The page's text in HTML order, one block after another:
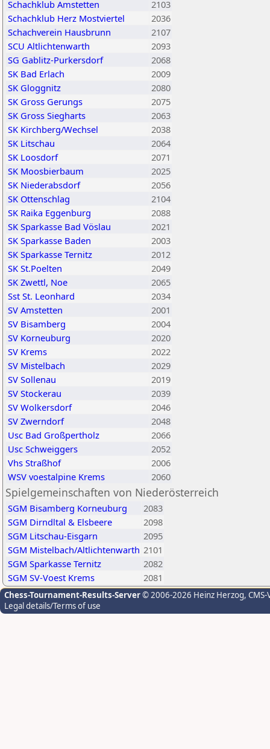
Schachklub Amstetten
2103
Schachklub Herz Mostviertel
2036
Schachverein Hausbrunn
2107
SCU Altlichtenwarth
2093
SG Gablitz-Purkersdorf
2068
SK Bad Erlach
2009
SK Gloggnitz
2080
SK Gross Gerungs
2075
SK Gross Siegharts
2063
SK Kirchberg/Wechsel
2038
SK Litschau
2064
SK Loosdorf
2071
SK Moosbierbaum
2025
SK Niederabsdorf
2056
SK Ottenschlag
2104
SK Raika Eggenburg
2088
SK Sparkasse Bad Vöslau
2021
SK Sparkasse Baden
2003
SK Sparkasse Ternitz
2012
SK St.Poelten
2049
SK Zwettl, Noe
2065
Sst St. Leonhard
2034
SV Amstetten
2001
SV Bisamberg
2004
SV Korneuburg
2020
SV Krems
2022
SV Mistelbach
2029
SV Sollenau
2019
SV Stockerau
2039
SV Wolkersdorf
2046
SV Zwerndorf
2048
Usc Bad Großpertholz
2066
Usc Schweiggers
2052
Vhs Straßhof
2006
WSV voestalpine Krems
2060
Spielgemeinschaften von Niederösterreich
SGM Bisamberg Korneuburg
2083
SGM Dirndltal & Elsbeere
2098
SGM Litschau-Eisgarn
2095
SGM Mistelbach/Altlichtenwarth 2101
SGM Sparkasse Ternitz
2082
SGM SV-Voest Krems
2081
Chess-Tournament-Results-Server© 2006-2026 Heinz Herzog,
Legal details/Terms of use